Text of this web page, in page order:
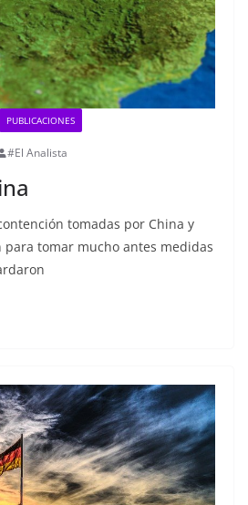
PUBLICACIONES
#El Analista
tomadas por China y
tomar mucho antes medidas